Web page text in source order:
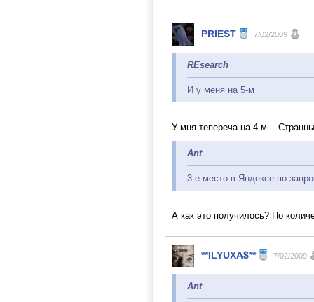
PRIEST 7/02/2009
REsearch
И у меня на 5-м
У мня тепереча на 4-м...
Ant
3-е место в Яндексе по
А как это получилось? По
**ILYUXA$** 7/02/2009
Ant